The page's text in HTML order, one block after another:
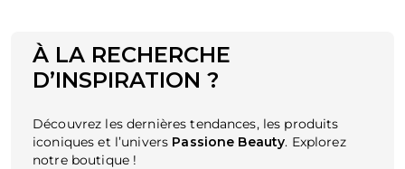
À LA RECHERCHE
D’INSPIRATION ?
Découvrez les dernières tendances, les produits
iconiques et l’univers Passione Beauty. Explorez
notre boutique !